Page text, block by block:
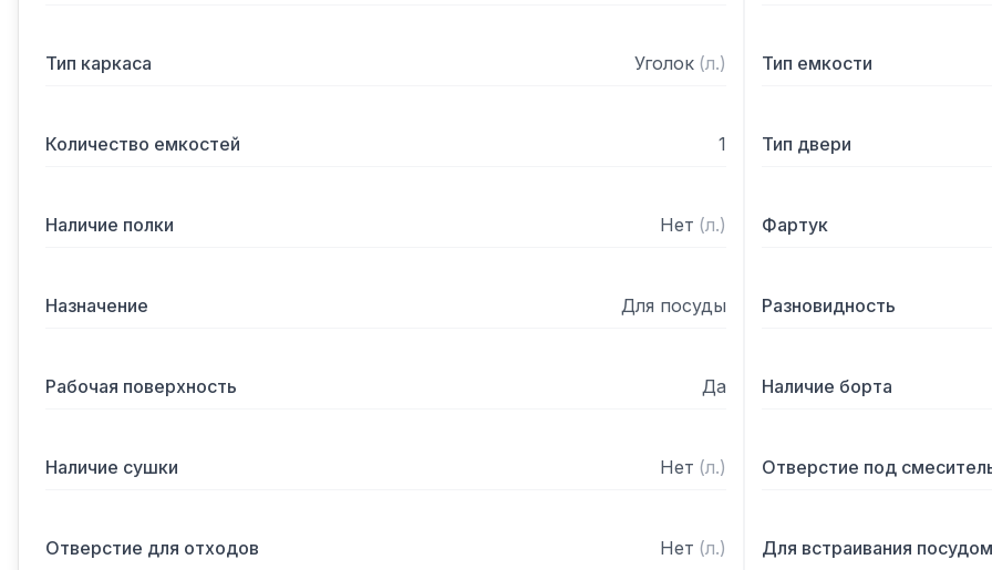
Тип каркаса Уголок (л.) Тип емкости
Количество емкостей 1 Тип двери
Наличие полки Нет (л.) Фартук
Назначение Для посуды Разновидность
Рабочая поверхность Да Наличие борта
Наличие сушки Нет (л.) Отверстие под
Отверстие для отходов Нет (л.) Для встраивания